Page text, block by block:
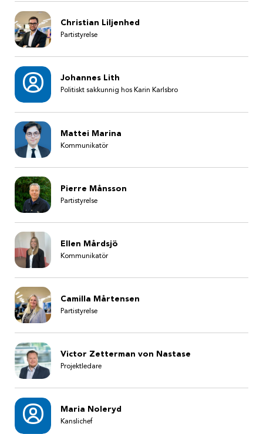
Christian Liljenhed
Partistyrelse
Johannes Lith
Politiskt sakkunnig hos Karin Karlsbro
Mattei Marina
Kommunikatör
Pierre Månsson
Partistyrelse
Ellen Mårdsjö
Kommunikatör
Camilla Mårtensen
Partistyrelse
Victor Zetterman von Nastase
Projektledare
Maria Noleryd
Kanslichef